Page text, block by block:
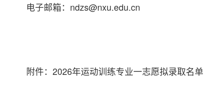
电子邮箱：ndzs@nxu.edu.cn
附件：2026年运动训练专业一志愿拟录取名单